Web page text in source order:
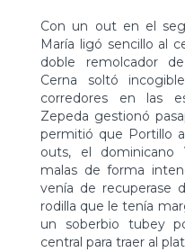
Con un out en el
María ligó sencillo al
doble remolcador
Cerna soltó
corredores en las
Zepeda gestionó
permitió que Portillo
outs, el dominicano
malas de forma
venía de recuperase
rodilla que le tenía
un soberbio tubey
central para traer al